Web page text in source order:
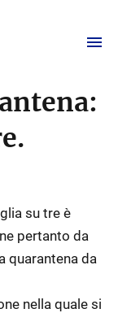
su tre è
pertanto da
quarantena da
nella quale si